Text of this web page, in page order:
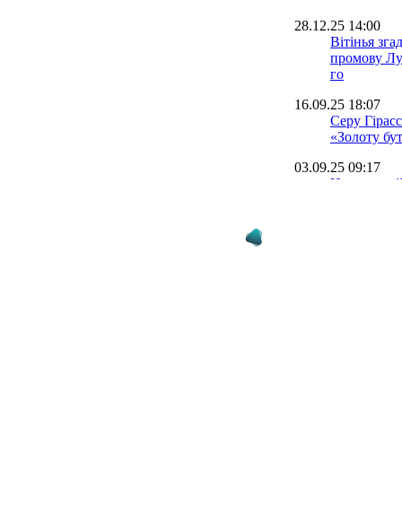
28.12.25 14:00
Вітінья
промову
го
16.09.25 18:07
Серу
«Золоту
03.09.25 09:17
Нове на